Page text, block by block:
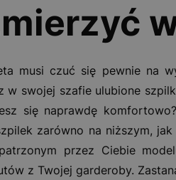
musi czuć się pewnie na
w swojej szafie ulubione
się naprawdę
zarówno na niższym,
przez Ciebie
z Twojej garderoby.